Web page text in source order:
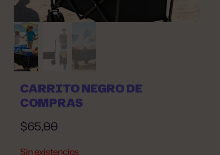
CARRITO NEGRO DE
COMPRAS
$65,00
Sin existencias